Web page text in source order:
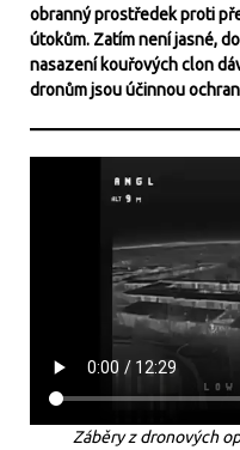
obranný prostředek proti
útokům. Zatím není jasné,
nasazení kouřových clon
dronům jsou účinnou
Záběry z dronových